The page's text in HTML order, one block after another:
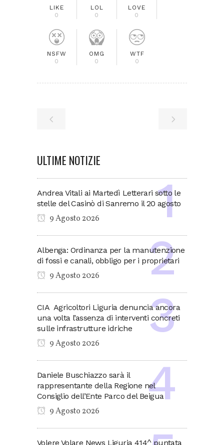
LIKE
0
LOL
0
LOVE
0
NSFW
0
OMG
0
WTF
0
ULTIME NOTIZIE
Andrea Vitali ai Martedì Letterari sotto le
stelle del Casinò di Sanremo il 20 agosto
9 Agosto 2026
Albenga: Ordinanza per la manutenzione
di fossi e canali, obbligo per i proprietari
9 Agosto 2026
CIA Agricoltori Liguria denuncia ancora
una volta l’assenza di interventi concreti
sulle infrastrutture idriche
9 Agosto 2026
Daniele Buschiazzo sarà il
rappresentante della Regione nel
Consiglio dell’Ente Parco del Beigua
9 Agosto 2026
Volere Volare News Liguria 414^ puntata